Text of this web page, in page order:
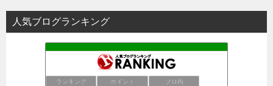
人気ブログランキング
ランキング ポイント ブロ画